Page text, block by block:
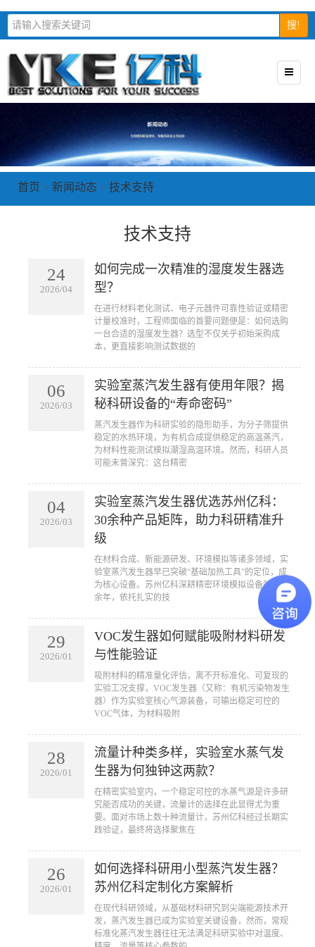
搜!
首页 > 新闻动态 > 技术支持
技术支持
24
2026/04
如何完成一次精准的湿度发生器选
型？
在进行材料老化测试、电子元器件可靠性验证或精密
计量校准时，工程师面临的首要问题便是：如何选购
一台合适的湿度发生器？选型不仅关乎初始采购成
本，更直接影响测试数据的
06
2026/03
实验室蒸汽发生器有使用年限？揭
秘科研设备的“寿命密码”
蒸汽发生器作为科研实验的隐形助手，为分子筛提供
稳定的水热环境，为有机合成提供稳定的高温蒸汽，
为材料性能测试模拟潮湿高温环境。然而，科研人员
可能未曾深究：这台精密
04
2026/03
实验室蒸汽发生器优选苏州亿科：
30余种产品矩阵，助力科研精准升
级
在材料合成、新能源研发、环境模拟等诸多领域，实
验室蒸汽发生器早已突破“基础加热工具”的定位，成
为核心设备。苏州亿科深耕精密环境模拟设备领域20
余年，依托扎实的技
29
2026/01
VOC发生器如何赋能吸附材料研发
与性能验证
吸附材料的精准量化评估，离不开标准化、可复现的
实验工况支撑，VOC发生器（又称：有机污染物发生
器）作为实验室核心气源装备，可输出稳定可控的
VOC气体，为材料吸附
28
2026/01
流量计种类多样，实验室水蒸气发
生器为何独钟这两款？
在精密实验室内，一个稳定可控的水蒸气源是许多研
究能否成功的关键，流量计的选择在此显得尤为重
要。面对市场上数十种流量计，苏州亿科经过长期实
践验证，最终将选择聚焦在
26
2026/01
如何选择科研用小型蒸汽发生器？
苏州亿科定制化方案解析
在现代科研领域，从基础材料研究到尖端能源技术开
发，蒸汽发生器已成为实验室关键设备，然而，常规
标准化蒸汽发生器往往无法满足科研实验中对温度、